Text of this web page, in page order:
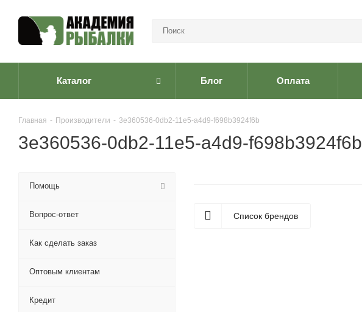
Каталог Блог Оплата
Главная - Производители - 3e360536-0db2-11e5-a4d9-f698b3924f6b
3e360536-0db2-11e5-a4d9-f698b3924f6b
Список брендов
Помощь
Вопрос-ответ
Как сделать заказ
Оптовым клиентам
Кредит